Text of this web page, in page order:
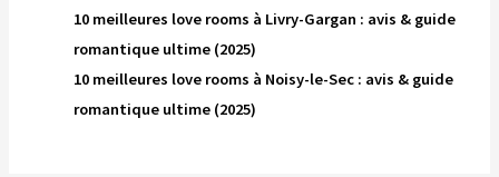
10 meilleures love rooms à Livry-Gargan : avis & guide
romantique ultime (2025)
10 meilleures love rooms à Noisy-le-Sec : avis & guide
romantique ultime (2025)